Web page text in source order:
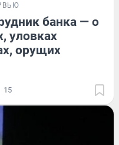
банка — о
уловках
орущих
15